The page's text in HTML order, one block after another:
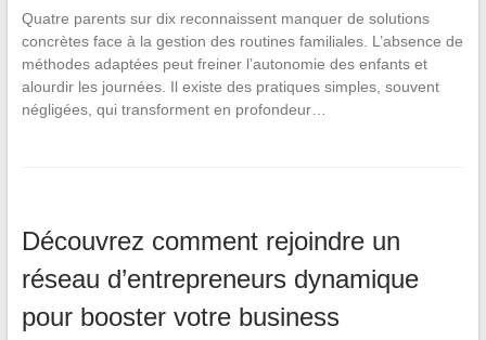
Quatre parents sur dix reconnaissent manquer de solutions
concrètes face à la gestion des routines familiales. L’absence de
méthodes adaptées peut freiner l’autonomie des enfants et
alourdir les journées. Il existe des pratiques simples, souvent
négligées, qui transforment en profondeur…
Découvrez comment rejoindre un
réseau d’entrepreneurs dynamique
pour booster votre business